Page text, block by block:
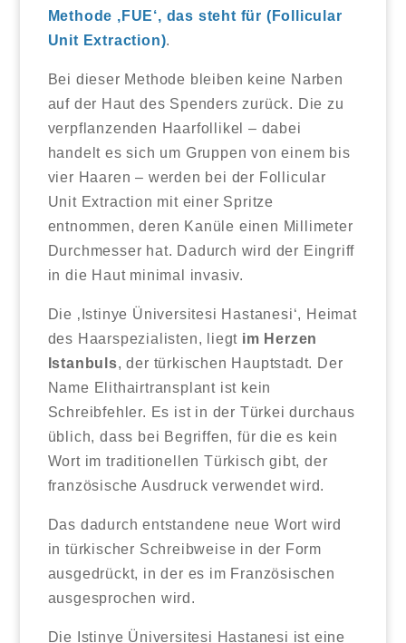
Methode ‚FUE‘, das steht für (Follicular
Unit Extraction).
Bei dieser Methode bleiben keine Narben
auf der Haut des Spenders zurück. Die zu
verpflanzenden Haarfollikel – dabei
handelt es sich um Gruppen von einem bis
vier Haaren – werden bei der Follicular
Unit Extraction mit einer Spritze
entnommen, deren Kanüle einen Millimeter
Durchmesser hat. Dadurch wird der Eingriff
in die Haut minimal invasiv.
Die ‚Istinye Üniversitesi Hastanesi‘, Heimat
des Haarspezialisten, liegt im Herzen
Istanbuls, der türkischen Hauptstadt. Der
Name Elithairtransplant ist kein
Schreibfehler. Es ist in der Türkei durchaus
üblich, dass bei Begriffen, für die es kein
Wort im traditionellen Türkisch gibt, der
französische Ausdruck verwendet wird.
Das dadurch entstandene neue Wort wird
in türkischer Schreibweise in der Form
ausgedrückt, in der es im Französischen
ausgesprochen wird.
Die Istinye Üniversitesi Hastanesi ist eine